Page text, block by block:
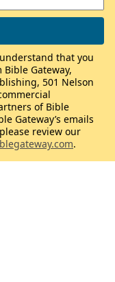
that you
Gateway,
501 Nelson
of Bible
Gateway’s emails
review our
.